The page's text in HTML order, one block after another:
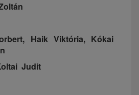
Haik Viktória, Kókai
Judit